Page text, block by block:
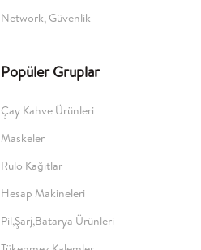
Network, Güvenlik
Popüler Gruplar
Çay Kahve Ürünleri
Maskeler
Rulo Kağıtlar
Hesap Makineleri
Pil,Şarj,Batarya Ürünleri